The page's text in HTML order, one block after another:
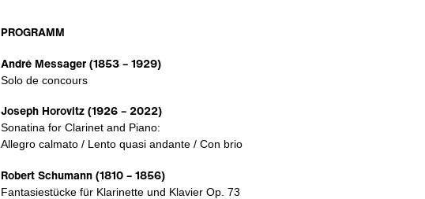
PROGRAMM
André Messager (1853 – 1929)
Solo de concours
Joseph Horovitz (1926 – 2022)
Sonatina for Clarinet and Piano:
Allegro calmato / Lento quasi andante / Con brio
Robert Schumann (1810 – 1856)
Fantasiestücke für Klarinette und Klavier Op. 73